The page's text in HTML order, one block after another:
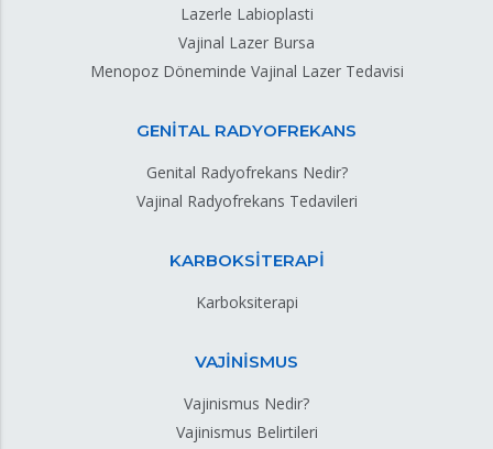
Lazerle Labioplasti
Vajinal Lazer Bursa
Menopoz Döneminde Vajinal Lazer Tedavisi
GENİTAL RADYOFREKANS
Genital Radyofrekans Nedir?
Vajinal Radyofrekans Tedavileri
KARBOKSİTERAPİ
Karboksiterapi
VAJİNİSMUS
Vajinismus Nedir?
Vajinismus Belirtileri